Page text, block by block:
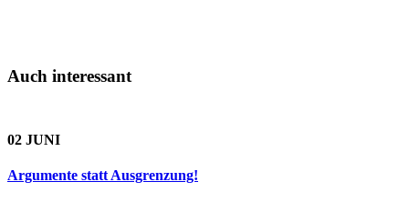
Auch interessant
02 JUNI
Argumente statt Ausgrenzung!